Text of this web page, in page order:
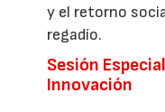
y el retorno
regadío.
Sesión
Innovación